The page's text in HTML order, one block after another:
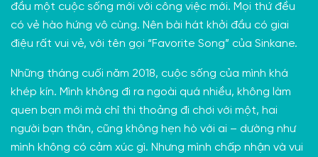
đầu một cuộc sống mới với công việc mới. Mọi thứ đều
có vẻ hào hứng vô cùng. Nên bài hát khởi đầu có giai
điệu rất vui vẻ, với tên gọi “Favorite Song” của Sinkane.
Những tháng cuối năm 2018, cuộc sống của mình khá
khép kín. Mình không đi ra ngoài quá nhiều, không làm
quen bạn mới mà chỉ thi thoảng đi chơi với một, hai
người bạn thân, cũng không hẹn hò với ai – dường như
mình không có cảm xúc gì. Nhưng mình chấp nhận và vui